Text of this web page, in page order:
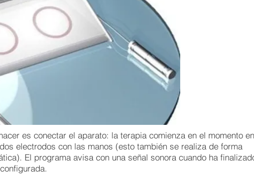
es conectar el aparato: la terapia comienza en el momento
electrodos con las manos (esto también se realiza de forma
El programa avisa con una señal sonora cuando ha